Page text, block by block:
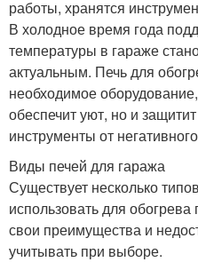
работы, хранятся
В холодное время года
температуры в гараже
актуальным. Печь для
необходимое
обеспечит уют, но и
инструменты от
Виды печей для гаража
Существует несколько
использовать для
свои преимущества и
учитывать при выборе.